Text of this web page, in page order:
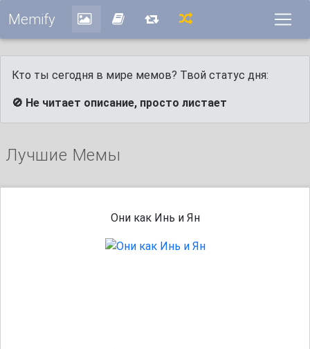
Memify
Кто ты сегодня в мире мемов? Твой статус дня:
🚫 Не читает описание, просто листает
Лучшие Мемы
Они как Инь и Ян